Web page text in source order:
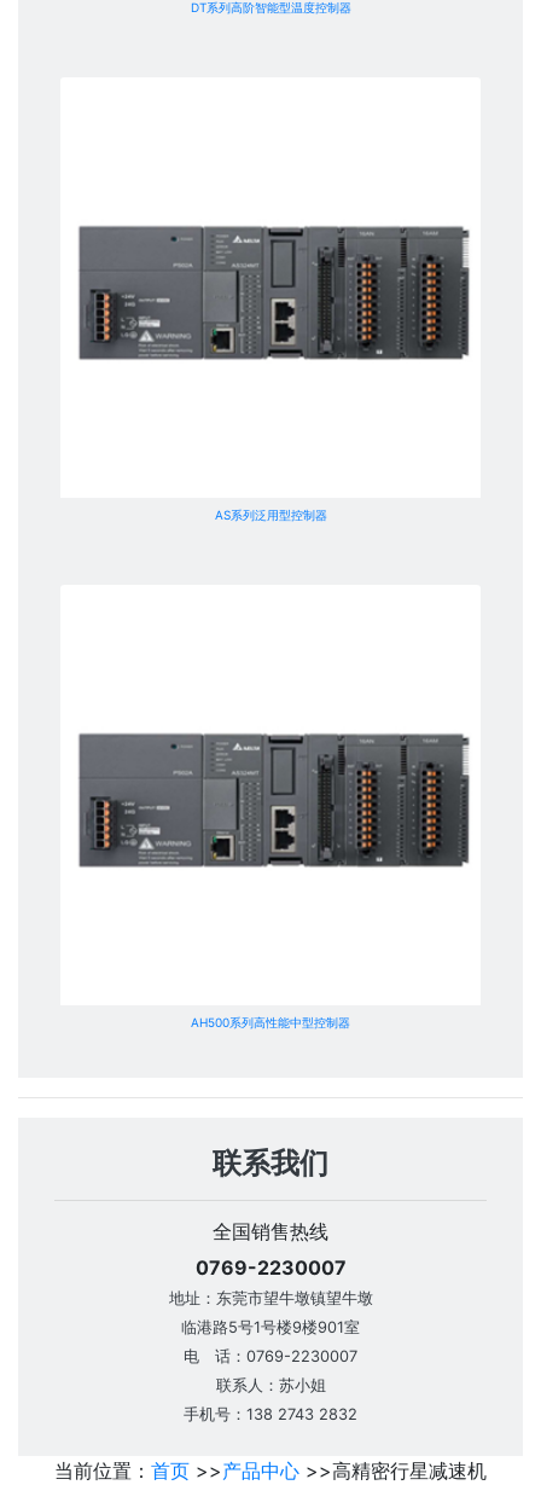
DT系列高阶智能型温度控制器
AS系列泛用型控制器
AH500系列高性能中型控制器
联系我们
全国销售热线
0769-2230007
地址：东莞市望牛墩镇望牛墩
临港路5号1号楼9楼901室
电 话：0769-2230007
联系人：苏小姐
手机号：138 2743 2832
当前位置： 首页 >>产品中心 >>高精密行星减速机